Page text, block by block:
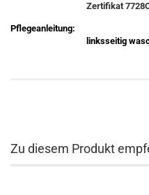
Zertifikat
Pflegeanleitung:
linksseitig
Zu diesem Produkt